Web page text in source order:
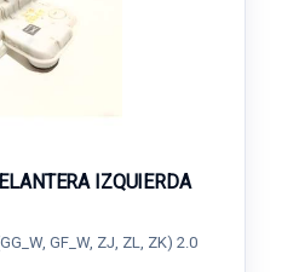
IZQUIERDA
GF_W, ZJ, ZL, ZK) 2.0